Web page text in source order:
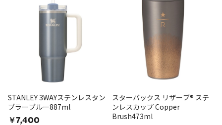
STANLEY 3WAYステンレスタン
ブラーブルー887ml
￥7,400
スターバックス リザーブ® ステ
ンレスカップ Copper
Brush473ml